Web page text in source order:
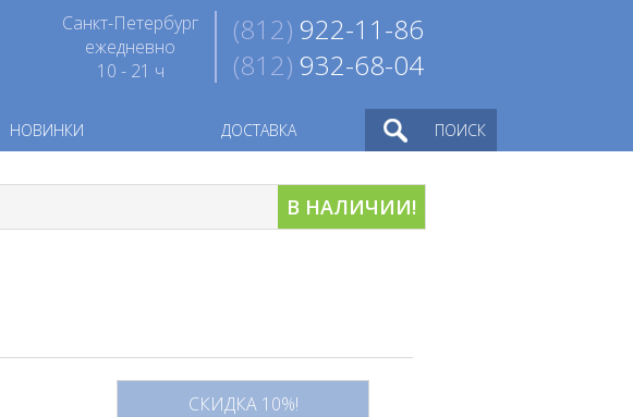
(812) 922-11-86
(812) 932-68-04
Санкт-Петербург
ежедневно
10 - 21 ч
НОВИНКИ ДОСТАВКА ПОИСК
В НАЛИЧИИ!
СКИДКА 10%!